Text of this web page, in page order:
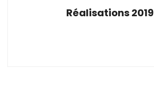
Réalisations 2019